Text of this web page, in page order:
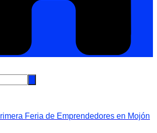
Feria de Emprendedores en Mojón